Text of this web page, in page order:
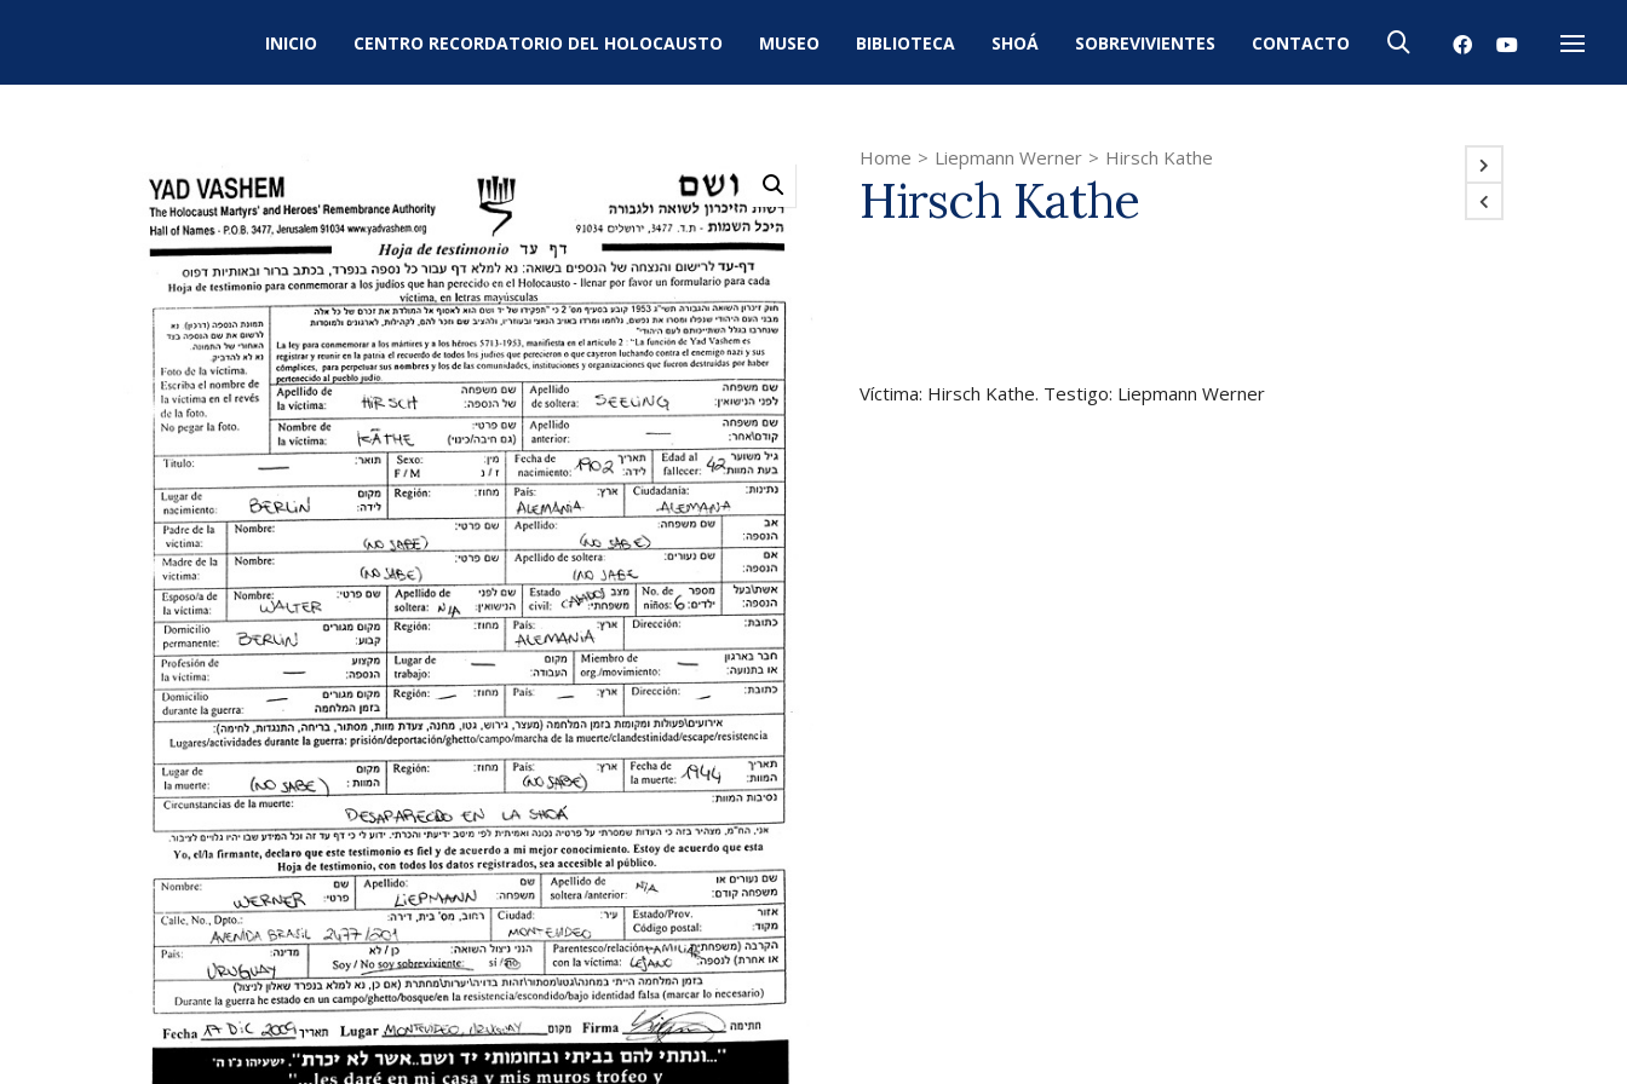
INICIO CENTRO RECORDATORIO DEL HOLOCAUSTO MUSEO BIBLIOTECA SHOÁ SOBREVIVIENTES CONTACTO
Menú
Home > Liepmann Werner > Hirsch Kathe
Hirsch Kathe
Víctima: Hirsch Kathe. Testigo: Liepmann Werner